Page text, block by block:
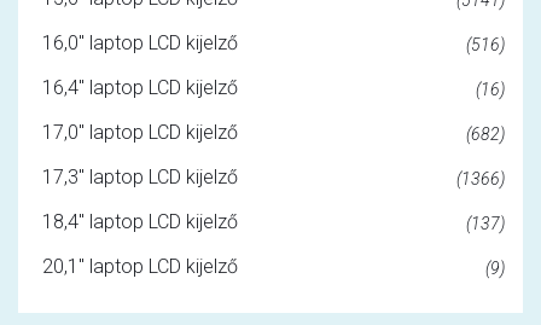
16,0" laptop LCD kijelző (516)
16,4" laptop LCD kijelző (16)
17,0" laptop LCD kijelző (682)
17,3" laptop LCD kijelző (1366)
18,4" laptop LCD kijelző (137)
20,1" laptop LCD kijelző (9)